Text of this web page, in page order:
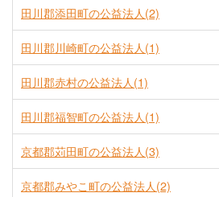
田川郡添田町の公益法人(2)
田川郡川崎町の公益法人(1)
田川郡赤村の公益法人(1)
田川郡福智町の公益法人(1)
京都郡苅田町の公益法人(3)
京都郡みやこ町の公益法人(2)